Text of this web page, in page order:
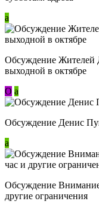
a
Обсуждение Жителей
выходной в октябре
О a
Обсуждение Денис
a
Обсуждение
другие ограничения